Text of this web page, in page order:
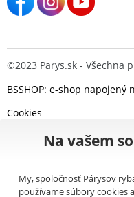
©2023 Parys.sk - Všechna
BSSHOP: e-shop napojený
Cookies
Na vašem
My, spoločnosť Párysov
používame súbory cookies